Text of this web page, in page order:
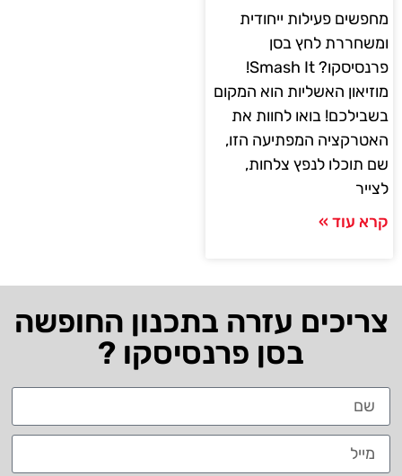
מחפשים פעילות ייחודית
ומשחררת לחץ בסן
פרנסיסקו? Smash It!
מוזיאון האשליות הוא המקום
בשבילכם! בואו לחוות את
האטרקציה המפתיעה הזו,
שם תוכלו לנפץ צלחות,
לצייר
קרא עוד »
צריכים עזרה בתכנון החופשה
בסן פרנסיסקו ?